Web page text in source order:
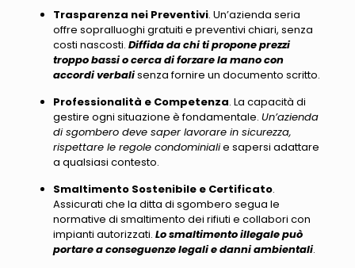
Trasparenza nei Preventivi. Un’azienda seria
offre sopralluoghi gratuiti e preventivi chiari, senza
costi nascosti. Diffida da chi ti propone prezzi
troppo bassi o cerca di forzare la mano con
accordi verbalisenza fornire un documento scritto.
Professionalità e Competenza. La capacità di
gestire ogni situazione è fondamentale. Un’azienda
di sgombero deve saper lavorare in sicurezza,
rispettare le regole condominialie sapersi adattare
a qualsiasi contesto.
Smaltimento Sostenibile e Certificato.
Assicurati che la ditta di sgombero segua le
normative di smaltimento dei rifiuti e collabori con
impianti autorizzati. Lo smaltimento illegale può
portare a conseguenze legali e danni ambientali.